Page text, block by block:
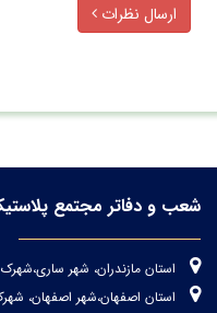
ارسال نظرات
شعب و دفاتر مجتمع
استان مازندران، شهر
استان اصفهان،شهر اصفهان،